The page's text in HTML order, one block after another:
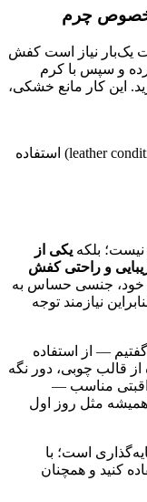
یک‌بار نیاز است کفش
و سپس با کرم
این کار مانع خشکی،
هر ۲ تا ۳ ماه یک‌بار از کرم تغذیه چرم (leather conditioner) استفاده
بلکه یکی از
و راحتی کفش
خود، جنسی حساس به
نیازمند توجه
گفتیم — از استفاده
قالب چوبی، دور نگه
مناسب —
مثل روز اول
است؛ با
کنید و همچنان